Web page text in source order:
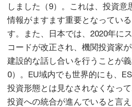
しました（9）。これは、投資意
情報がますます重要となってい
す。また、日本では、2020年に
コードが改正され、機関投資家
建設的な話し合いを行うことが
0）。EU域内でも世界的にも、
投資形態とは見なされなくなっ
投資への統合が進んでいると言え